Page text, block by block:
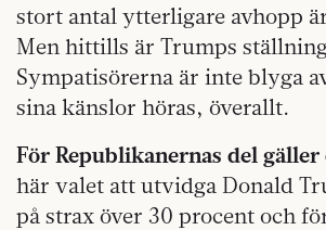
stort antal ytterligare avhopp
Men hittills är Trumps
Sympatisörerna är inte blyga
sina känslor höras, överallt.
För Republikanernas del gäller
här valet att utvidga Donald
på strax över 30 procent och